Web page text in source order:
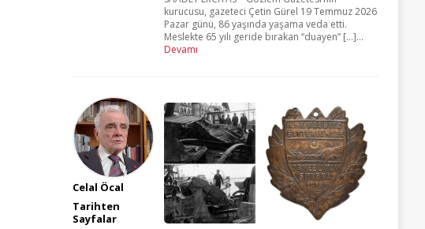
kurucusu, gazeteci Çetin Gürel 19 Temmuz 2026
Pazar günü, 86 yaşında yaşama veda etti.
Meslekte 65 yılı geride bırakan “duayen” [...]...
Devamı
Celal Öcal
Tarihten
Sayfalar